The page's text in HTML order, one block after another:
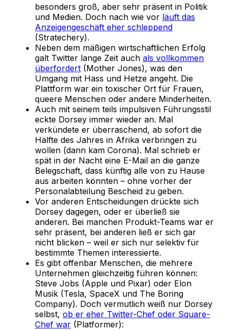
besonders groß, aber sehr präsent in Politik
und Medien. Doch nach wie vor läuft das
Anzeigengeschäft eher schleppend
(Stratechery).
Neben dem mäßigen wirtschaftlichen Erfolg
galt Twitter lange Zeit auch als vollkommen
überfordert (Mother Jones), was den
Umgang mit Hass und Hetze angeht. Die
Plattform war ein toxischer Ort für Frauen,
queere Menschen oder andere Minderheiten.
Auch mit seinem teils impulsiven Führungsstil
eckte Dorsey immer wieder an. Mal
verkündete er überraschend, ab sofort die
Hälfte des Jahres in Afrika verbringen zu
wollen (dann kam Corona). Mal schrieb er
spät in der Nacht eine E-Mail an die ganze
Belegschaft, dass künftig alle von zu Hause
aus arbeiten könnten – ohne vorher der
Personalabteilung Bescheid zu geben.
Vor anderen Entscheidungen drückte sich
Dorsey dagegen, oder er überließ sie
anderen. Bei manchen Produkt-Teams war er
sehr präsent, bei anderen ließ er sich gar
nicht blicken – weil er sich nur selektiv für
bestimmte Themen interessierte.
Es gibt offenbar Menschen, die mehrere
Unternehmen gleichzeitig führen können:
Steve Jobs (Apple und Pixar) oder Elon
Musik (Tesla, SpaceX und The Boring
Company). Doch vermutlich weiß nur Dorsey
selbst, ob er eher Twitter-Chef oder Square-
Chef war (Platformer):